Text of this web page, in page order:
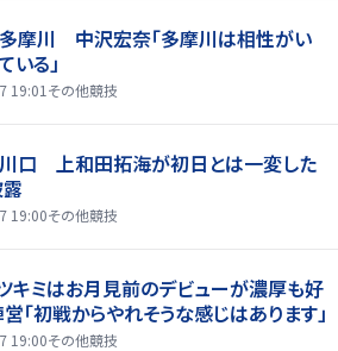
多摩川 中沢宏奈「多摩川は相性がい
いる」
19:01 その他競技
川口 上和田拓海が初日とは一変した
19:00その他競技
ツキミはお月見前のデビューが濃厚も好
初戦からやれそうな感じはあります」
19:00その他競技